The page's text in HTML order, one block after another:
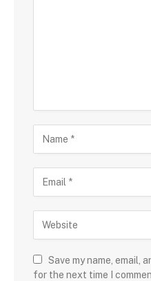
Save my name, email,
for the next time I